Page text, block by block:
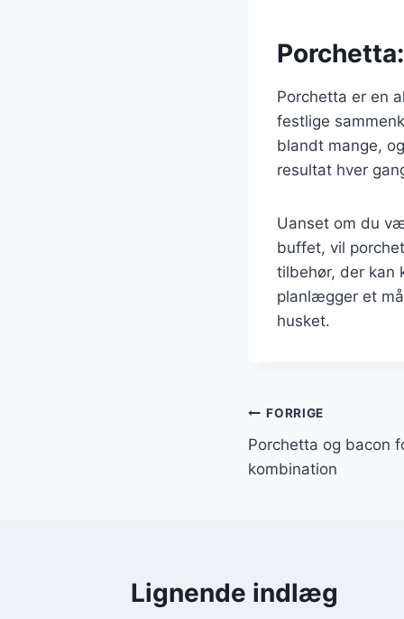
Porchetta er en
festlige
blandt mange,
resultat hver
Uanset om du
buffet, vil
tilbehør, der kan
planlægger et
husket.
FORRIGE
Porchetta og bacon
kombination
Lignende indlæg